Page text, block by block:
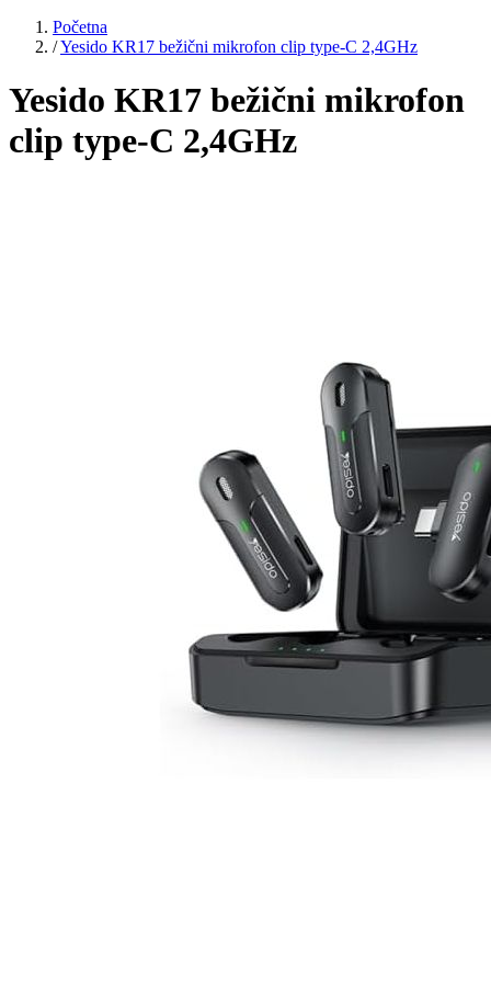
Početna
/Yesido KR17 bežični mikrofon clip type-C 2,4GHz
Yesido KR17 bežični mikrofon
clip type-C 2,4GHz